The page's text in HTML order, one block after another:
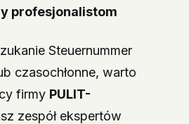
profesjonalistom
Steuernummer
czasochłonne, warto
firmy PULIT-
zespół ekspertów